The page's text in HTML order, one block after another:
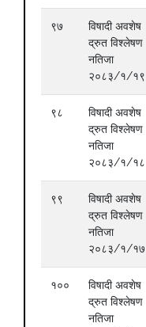
९७
विषादी अवशेष
द्रुत विश्लेषण
नतिजा
२०८३/१/१९
९८
विषादी अवशेष
द्रुत विश्लेषण
नतिजा
२०८३/१/१८
९९
विषादी अवशेष
द्रुत विश्लेषण
नतिजा
२०८३/१/१७
१००
विषादी अवशेष
द्रुत विश्लेषण
नतिजा